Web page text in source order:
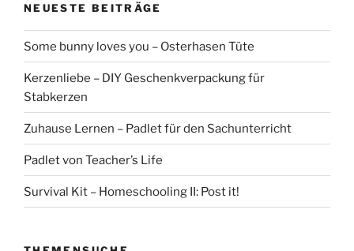
NEUESTE BEITRÄGE
Some bunny loves you – Osterhasen Tüte
Kerzenliebe – DIY Geschenkverpackung für
Stabkerzen
Zuhause Lernen – Padlet für den Sachunterricht
Padlet von Teacher’s Life
Survival Kit – Homeschooling II: Post it!